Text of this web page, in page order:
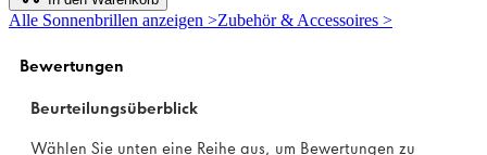
5
Sternen.
Bewertungen
Alle Sonnenbrillen anzeigen >Zubehör & Accessoires >